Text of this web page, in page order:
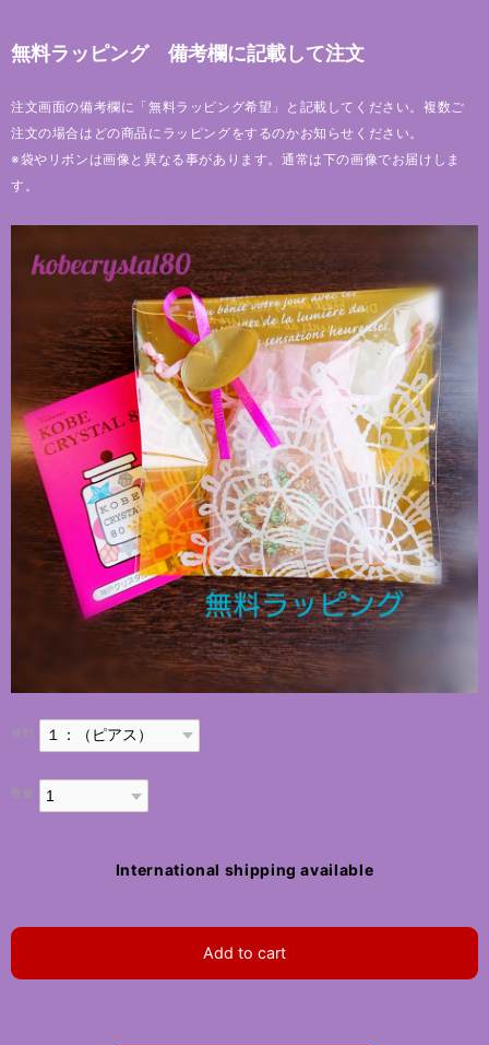
無料ラッピング 備考欄に記載して注文
注文画面の備考欄に「無料ラッピング希望」と記載してください。複数ご
注文の場合はどの商品にラッピングをするのかお知らせください。
※袋やリボンは画像と異なる事があります。通常は下の画像でお届けしま
す。
種類
数量
International shipping available
Add to cart